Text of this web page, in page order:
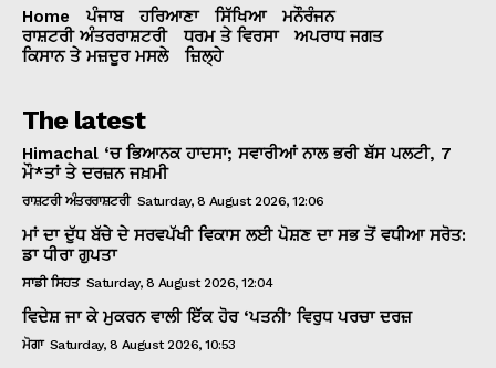
Home ਪੰਜਾਬ ਹਰਿਆਣਾ ਸਿੱਖਿਆ
ਮਨੌਰੰਜਨ
ਰਾਸ਼ਟਰੀ ਅੰਤਰਰਾਸ਼ਟਰੀ
ਧਰਮ ਤੇ ਵਿਰਸਾ
ਅਪਰਾਧ ਜਗਤ
ਕਿਸਾਨ ਤੇ ਮਜ਼ਦੂਰ ਮਸਲੇ
ਜ਼ਿਲ੍ਹੇ
The latest
Himachal ‘ਚ ਭਿਆਨਕ ਹਾਦਸਾ; ਸਵਾਰੀਆਂ ਨਾਲ ਭਰੀ ਬੱਸ ਪਲਟੀ, 7
ਮੌ*ਤਾਂ ਤੇ ਦਰਜ਼ਨ ਜਖ਼ਮੀ
ਰਾਸ਼ਟਰੀ ਅੰਤਰਰਾਸ਼ਟਰੀ Saturday, 8 August 2026, 12:06
ਮਾਂ ਦਾ ਦੁੱਧ ਬੱਚੇ ਦੇ ਸਰਵਪੱਖੀ ਵਿਕਾਸ ਲਈ ਪੋਸ਼ਣ ਦਾ ਸਭ ਤੋਂ ਵਧੀਆ ਸਰੋਤ:
ਡਾ ਧੀਰਾ ਗੁਪਤਾ
ਸਾਡੀ ਸਿਹਤ Saturday, 8 August 2026, 12:04
ਵਿਦੇਸ਼ ਜਾ ਕੇ ਮੁਕਰਨ ਵਾਲੀ ਇੱਕ ਹੋਰ ‘ਪਤਨੀ’ ਵਿਰੁਧ ਪਰਚਾ ਦਰਜ਼
ਮੋਗਾ Saturday, 8 August 2026, 10:53